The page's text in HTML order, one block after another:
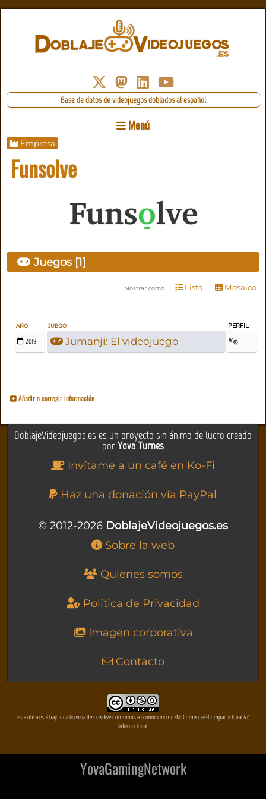
Base de datos de videojuegos doblados al español
Menú
Empresa
Funsolve
Juegos [1]
Mostrar como Lista Mosaico
AÑO JUEGO PERFIL
2019 Jumanji: El videojuego
Añadir o corregir información
DoblajeVideojuegos.es es un proyecto sin ánimo de lucro creado
porYova Turnes
Invítame a un café en Ko-Fi
Haz una donación vía PayPal
© 2012-2026 DoblajeVideojuegos.es
Sobre la web
Quienes somos
Política de Privacidad
Imagen corporativa
Contacto
Esta obra está bajo una licencia de Creative Commons Reconocimiento-NoComercial-CompartirIgual 4.0
Internacional
YovaGamingNetwork